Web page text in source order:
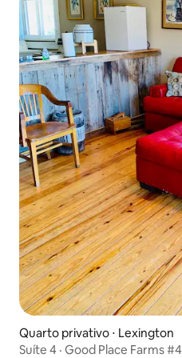
Quarto privativo ⋅ Lexington
Suíte 4 · Good Place Farms #4